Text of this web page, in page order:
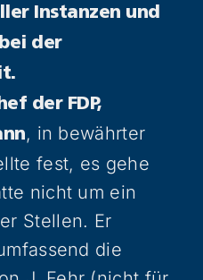
Instanzen und
der
der FDP,
, in bewährter
fest, es gehe
nicht um ein
Stellen. Er
die